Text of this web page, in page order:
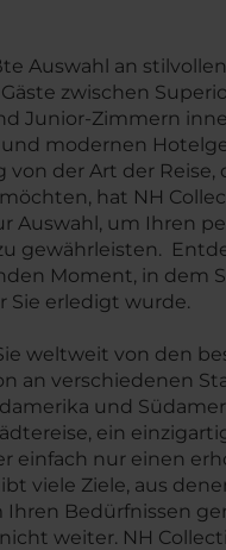
Auswahl an
zwischen
Junior-Zimmern
und modernen
von der Art der Reise,
hat NH
Auswahl, um Ihren
gewährleisten.
Moment, in dem
Sie erledigt wurde.
weltweit von den
an verschiedenen
und
ein
einfach nur einen
viele Ziele, aus
Ihren Bedürfnissen
weiter. NH